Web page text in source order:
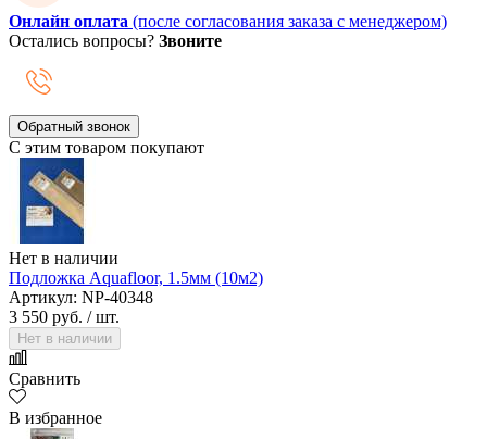
Онлайн оплата (после согласования заказа с менеджером)
Остались вопросы? Звоните
Обратный звонок
С этим товаром покупают
Нет в наличии
Подложка Aquafloor, 1.5мм (10м2)
Артикул: NP-40348
3 550 руб. / шт.
Нет в наличии
Сравнить
В избранное